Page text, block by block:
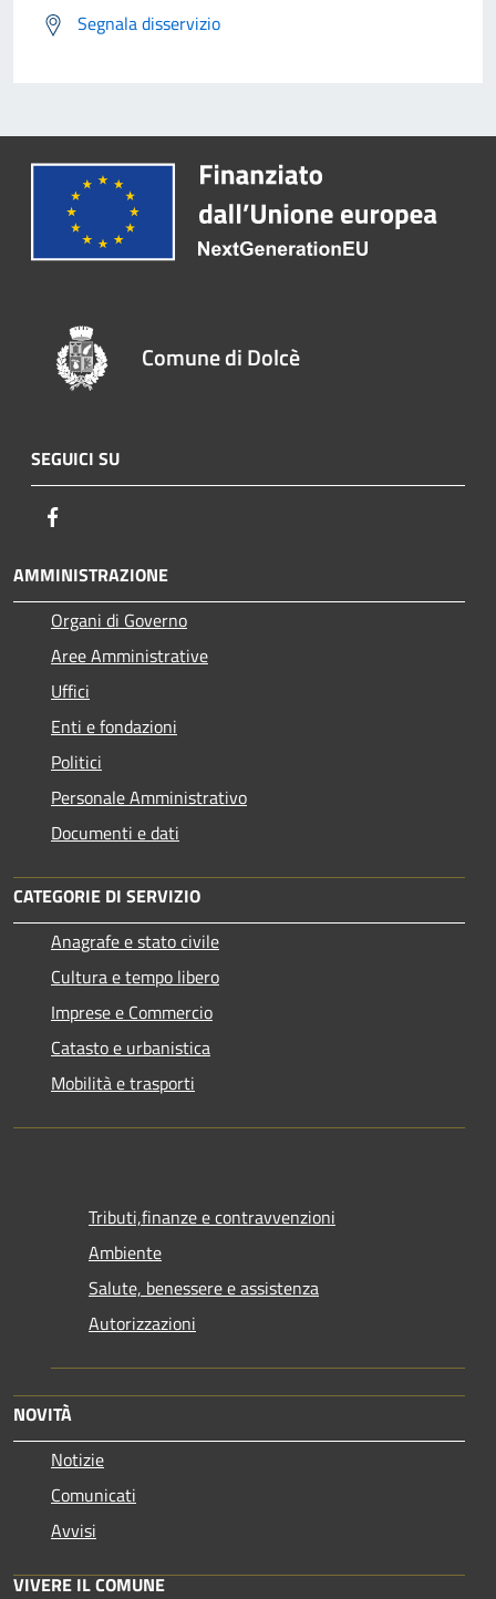
Segnala disservizio
Comune di Dolcè
SEGUICI SU
AMMINISTRAZIONE
Organi di Governo
Aree Amministrative
Uffici
Enti e fondazioni
Politici
Personale Amministrativo
Documenti e dati
CATEGORIE DI SERVIZIO
Anagrafe e stato civile
Cultura e tempo libero
Imprese e Commercio
Catasto e urbanistica
Mobilità e trasporti
Tributi,finanze e contravvenzioni
Ambiente
Salute, benessere e assistenza
Autorizzazioni
NOVITÀ
Notizie
Comunicati
Avvisi
VIVERE IL COMUNE